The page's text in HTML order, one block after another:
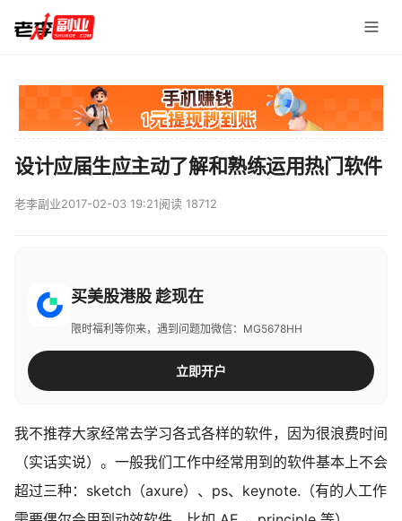
设计应届生应主动了解和熟练运用热门软件
老李副业2017-02-03 19:21阅读 18712
买美股港股 趁现在
限时福利等你来，遇到问题加微信：MG5678HH
立即开户
我不推荐大家经常去学习各式各样的软件，因为很浪费时间
（实话实说）。一般我们工作中经常用到的软件基本上不会
超过三种：sketch（axure）、ps、keynote.（有的人工作